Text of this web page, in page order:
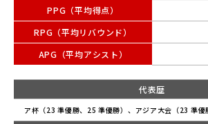
PPG（平均得点）
RPG（平均リバウンド）
APG（平均アシスト）
代表歴
ア杯（23 準優勝、25 準優勝）、アジア大会（23 準優